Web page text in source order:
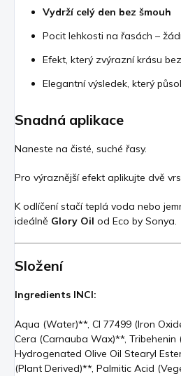
Vydrží celý den bez šmouh
Pocit lehkosti na řasách –
Efekt, který zvýrazní krásu
Elegantní výsledek, který
Snadná aplikace
Naneste na čisté, suché řasy.
Pro výraznější efekt aplikujte dvě
K odlíčení stačí teplá voda nebo
ideálně Glory Oil od Eco by Sonya.
Složení
Ingredients INCI:
Aqua (Water)**, CI 77499 (Iron
Cera (Carnauba Wax)**, Tribehenin
Hydrogenated Olive Oil Stearyl
(Plant Derived)**, Palmitic Acid